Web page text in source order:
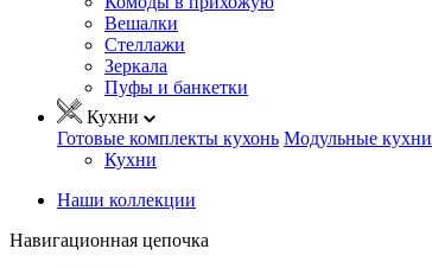
Вешалки
Стеллажи
Зеркала
Пуфы и банкетки
Кухни
Готовые комплекты кухонь Модульные кухни
Кухни
Наши коллекции
Навигационная цепочка